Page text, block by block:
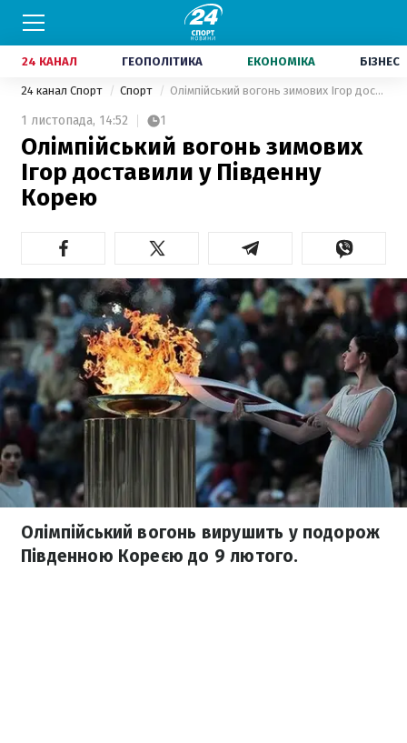
24 КАНАЛ ГЕОПОЛІТИКА ЕКОНОМІКА БІЗНЕС
24 канал Спорт Спорт Олімпійський вогонь зимових Ігор доставили у Південну Корею
1 листопада, 14:52 1
Олімпійський вогонь зимових
Ігор доставили у Південну
Корею
Олімпійський вогонь вирушить у подорож
Південною Кореєю до 9 лютого.